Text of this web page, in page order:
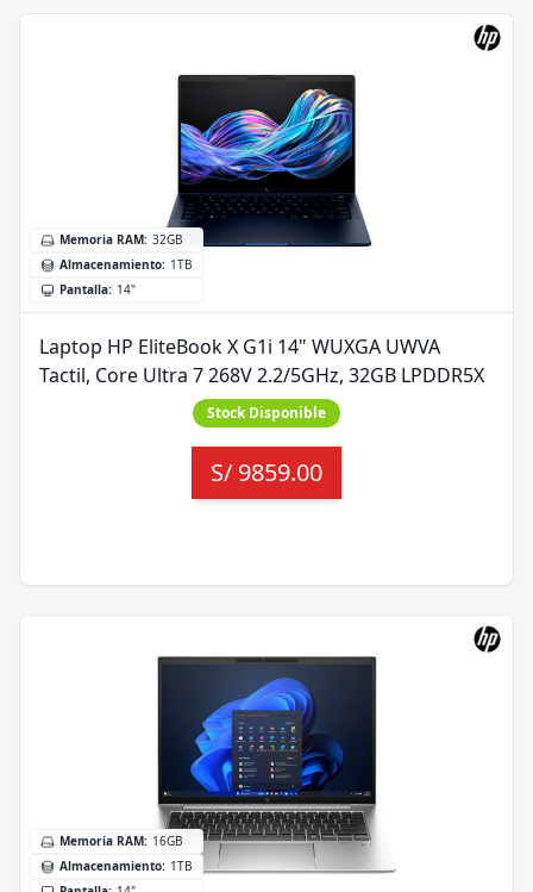
Memoria RAM: 32GB
Almacenamiento: 1TB
Pantalla: 14"
Laptop HP EliteBook X G1i 14" WUXGA UWVA
Tactil, Core Ultra 7 268V 2.2/5GHz, 32GB LPDDR5X
Stock Disponible
S/ 9859.00
Memoria RAM: 16GB
Almacenamiento: 1TB